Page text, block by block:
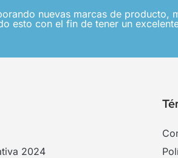
nuevas marcas de producto,
esto con el fin de tener un
2024